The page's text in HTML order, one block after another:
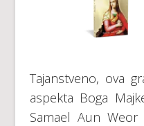
Tajanstveno, ova
aspekta Boga
Samael Aun